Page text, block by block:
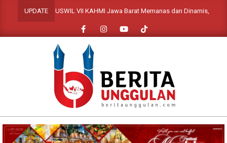
UPDATE
MUSWIL VII KAHMI Jawa Barat Memanas dan Dinamis, Tujuh